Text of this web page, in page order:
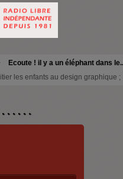
Ecoute ! il y a un éléphant dans
les enfants au design graphique
. . . . . .